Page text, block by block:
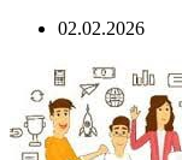
02.02.2026